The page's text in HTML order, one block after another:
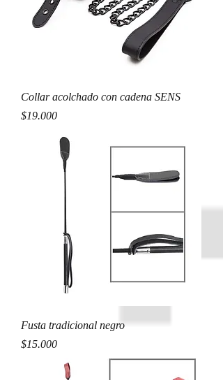
Collar acolchado con cadena SENS
Precio
$19.000
Fusta tradicional negro
Precio
$15.000